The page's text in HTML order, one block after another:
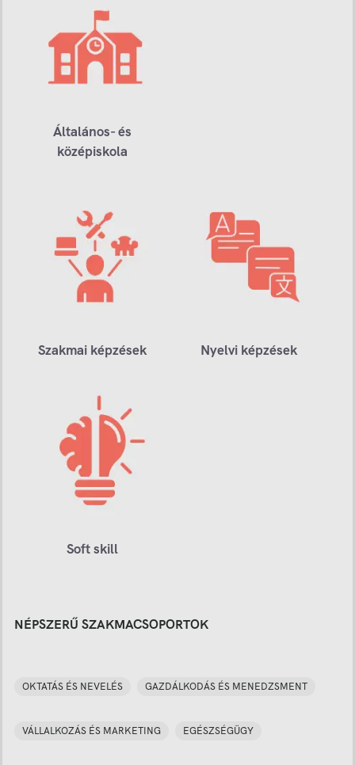
Általános- és
középiskola
Szakmai képzések Nyelvi képzések
Soft skill
NÉPSZERŰ SZAKMACSOPORTOK
OKTATÁS ÉS NEVELÉS GAZDÁLKODÁS ÉS MENEDZSMENT
VÁLLALKOZÁS ÉS MARKETING EGÉSZSÉGÜGY